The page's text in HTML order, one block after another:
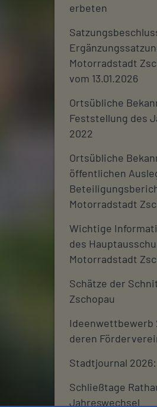
erbeten
Motorradstadt
vom 13.01.2026
Ortsübliche
Feststellung des
2022
Ortsübliche
öffentlichen
Motorradstadt
Wichtige
des
Motorradstadt
Schätze der
Zschopau
Ideenwettbewerb
deren
Stadtjournal
Schließtage
Jahreswechsel